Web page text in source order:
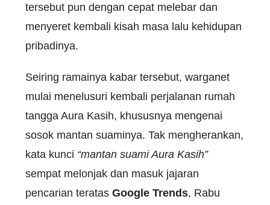
tersebut pun dengan cepat melebar dan
menyeret kembali kisah masa lalu kehidupan
pribadinya.
Seiring ramainya kabar tersebut, warganet
mulai menelusuri kembali perjalanan rumah
tangga Aura Kasih, khususnya mengenai
sosok mantan suaminya. Tak mengherankan,
kata kunci “mantan suami Aura Kasih”
sempat melonjak dan masuk jajaran
pencarian teratas Google Trends, Rabu